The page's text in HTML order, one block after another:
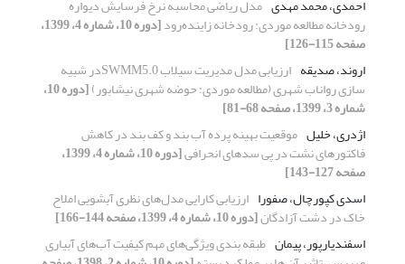
احمدی، محمد مهدی مدل ریاضی محاسبه نرخ فرسایش دیواره
رودخانه مطالعه موردی: رودخانه زاینده‌رود [دوره 10، شماره 4، 1399،
صفحه 115-126]
اروند، صدیقه
ارزیابی مدل مدیریت سیلاب SWMM5.0در شبیه
سازی رواناب شهری (مطالعه موردی: حوضه شهری نیشابور) [دوره 10،
شماره 3، 1399، صفحه 68-81]
اژدری، خلیل موقعیت بهینه پرده آب بند و کف بند در کاهش
فاکتورهای نشت در پی سدهای انحرافی [دوره 10، شماره 4، 1399،
صفحه 127-143]
اسدی کپورچال، صفورا ارزیابی کارایی مدل‌های نظری آبشویی املاح
خاک در دشت آزادگان[دوره 10، شماره 4، 1399، صفحه 144-166]
اسفندیارپور، پیمان طبقه بندی ویژگی‌های مهم کیفیت آب‌های آبیاری